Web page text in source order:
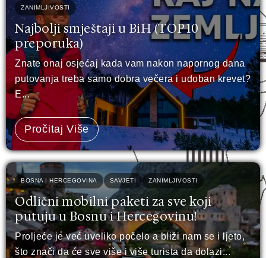
ZANIMLJIVOSTI
Najbolji smještaji u BiH (TOP 10
preporuka)
Znate onaj osjećaj kada vam nakon napornog dana
putovanja treba samo dobra večera i udoban krevet?
E...
Pročitaj Više
BOSNA I HERCEGOVINA SAVJETI ZANIMLJIVOSTI
Odlični mobilni paketi za sve koji
putuju u Bosnu i Hercegovinu!
Proljeće je već uveliko počelo a bliži nam se i ljeto,
što znači da će sve više i više turista da dolazi...